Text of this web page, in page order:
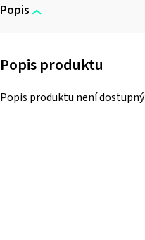
Popis
Popis produktu není dostupný